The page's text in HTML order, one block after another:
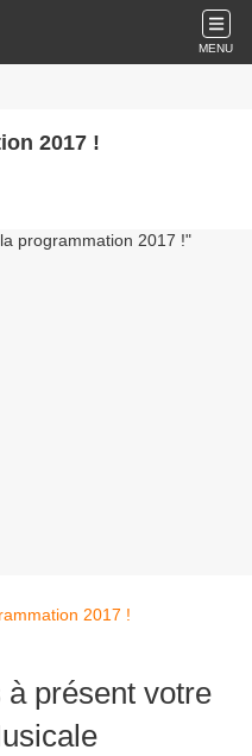
MENU
2017 !
présent votre